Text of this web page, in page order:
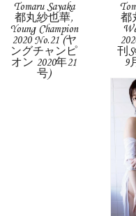
Tomaru Sayaka
都丸紗也華,
Young Champion
2020 No.21 (ヤ
ングチャンピ
オン 2020年21
号)
都
刊
9